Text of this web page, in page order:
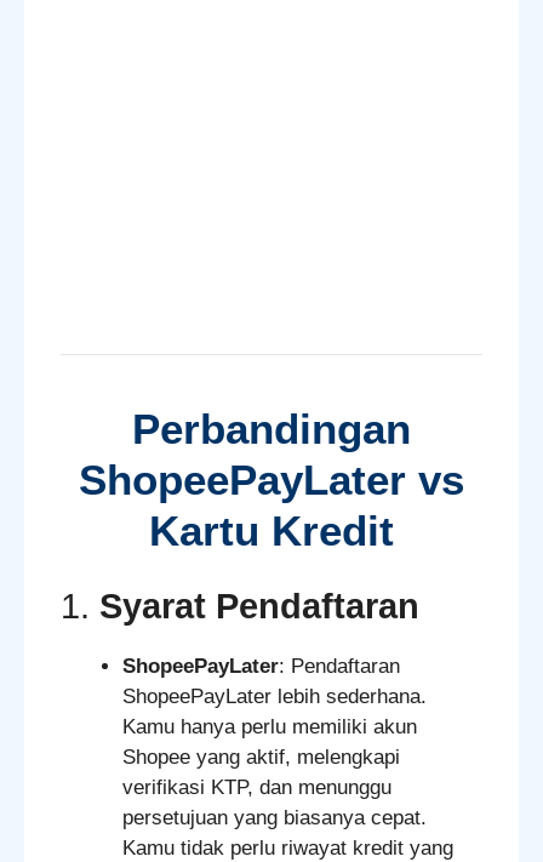
Perbandingan
ShopeePayLater vs
Kartu Kredit
1. Syarat Pendaftaran
ShopeePayLater: Pendaftaran
ShopeePayLater lebih sederhana.
Kamu hanya perlu memiliki akun
Shopee yang aktif, melengkapi
verifikasi KTP, dan menunggu
persetujuan yang biasanya cepat.
Kamu tidak perlu riwayat kredit yang